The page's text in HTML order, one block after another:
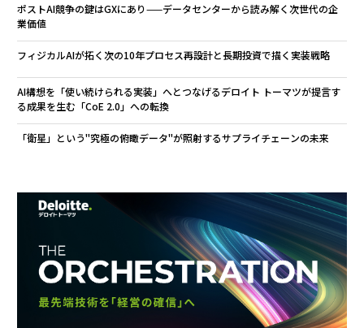
ポストAI競争の鍵はGXにあり——データセンターから読み解く次世代の企
業価値
フィジカルAIが拓く次の10年――プロセス再設計と長期投資で描く実装戦略
AI構想を「使い続けられる実装」へとつなげる――デロイト トーマツが提言す
る成果を生む「CoE 2.0」への転換
「衛星」という"究極の俯瞰データ"が照射するサプライチェーンの未来